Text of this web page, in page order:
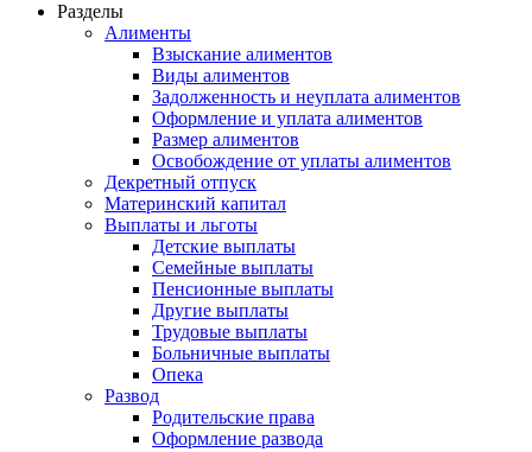
Разделы
Алименты
Взыскание алиментов
Виды алиментов
Задолженность и неуплата алиментов
Оформление и уплата алиментов
Размер алиментов
Освобождение от уплаты алиментов
Декретный отпуск
Материнский капитал
Выплаты и льготы
Детские выплаты
Семейные выплаты
Пенсионные выплаты
Другие выплаты
Трудовые выплаты
Больничные выплаты
Опека
Развод
Родительские права
Оформление развода